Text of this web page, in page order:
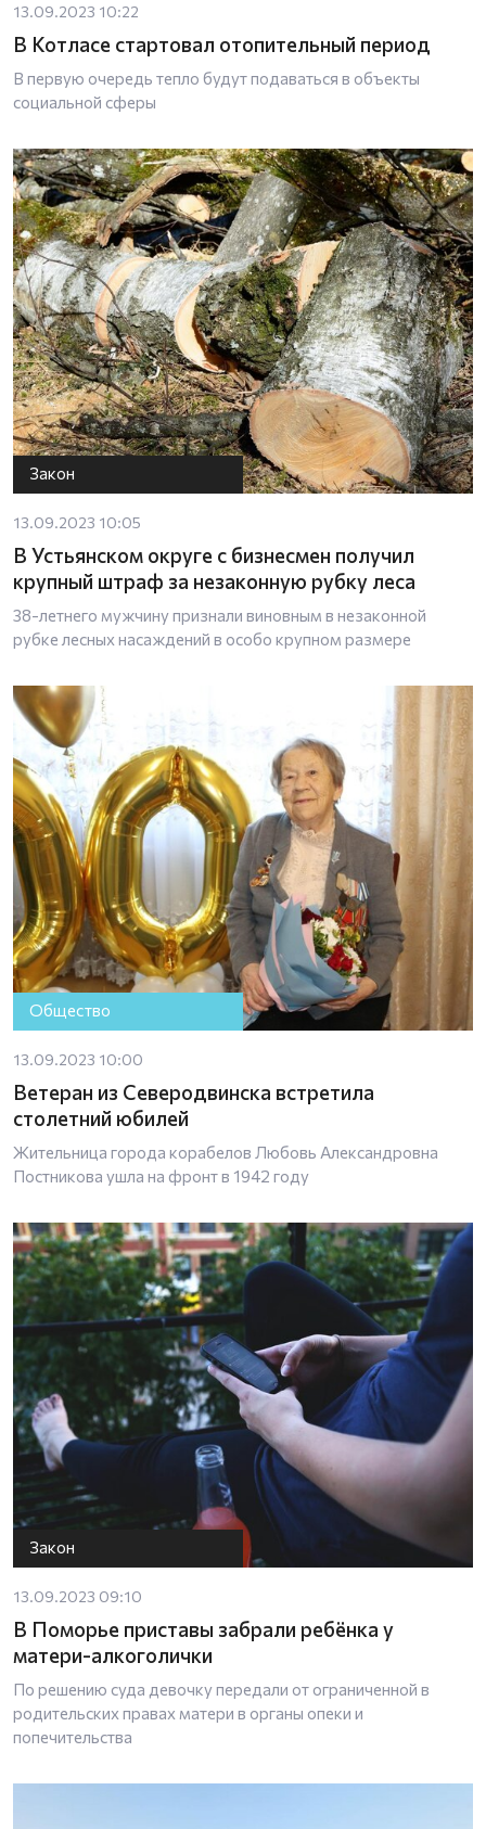
13.09.2023 10:22
В Котласе стартовал отопительный период
В первую очередь тепло будут подаваться в объекты
социальной сферы
Закон
13.09.2023 10:05
В Устьянском округе с бизнесмен получил
крупный штраф за незаконную рубку леса
38-летнего мужчину признали виновным в незаконной
рубке лесных насаждений в особо крупном размере
Общество
13.09.2023 10:00
Ветеран из Северодвинска встретила
столетний юбилей
Жительница города корабелов Любовь Александровна
Постникова ушла на фронт в 1942 году
Закон
13.09.2023 09:10
В Поморье приставы забрали ребёнка у
матери-алкоголички
По решению суда девочку передали от ограниченной в
родительских правах матери в органы опеки и
попечительства